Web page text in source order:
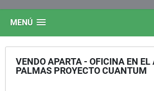
MENÚ
VENDO APARTA - OFICINA EN EL
PALMAS PROYECTO CUANTUM